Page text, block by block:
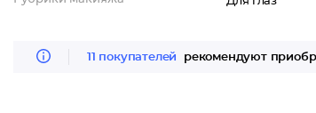
11 покупателей рекомендуют